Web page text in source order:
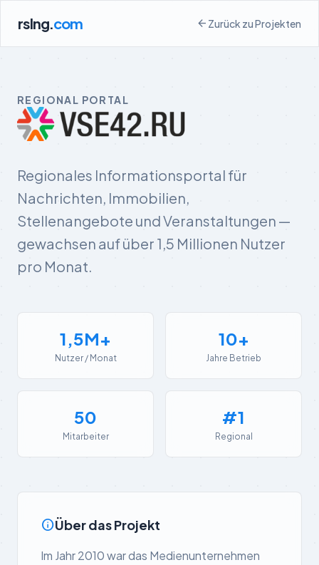
rslng.com arrow_back Zurück zu Projekten
REGIONAL PORTAL
vse42.ru
Regionales Informationsportal für
Nachrichten, Immobilien,
Stellenangebote und Veranstaltungen —
gewachsen auf über 1,5 Millionen Nutzer
pro Monat.
1,5M+
Nutzer / Monat
10+
Jahre Betrieb
50
Mitarbeiter
#1
Regional
infoÜber das Projekt
Im Jahr 2010 war das Medienunternehmen